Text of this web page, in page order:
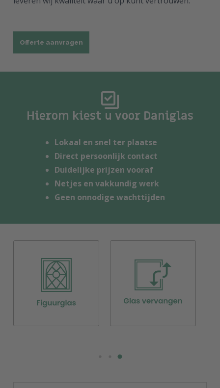
Offerte aanvragen
Hierom kiest u voor Daniglas
Lokaal en snel ter plaatse
Direct persoonlijk contact
Duidelijke prijzen vooraf
Netjes en vakkundig werk
Geen onnodige wachttijden